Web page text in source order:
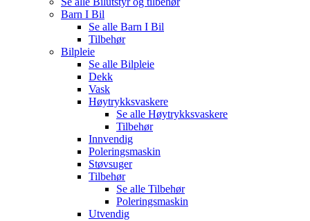
Barn I Bil
Se alle Barn I Bil
Tilbehør
Bilpleie
Se alle Bilpleie
Dekk
Vask
Høytrykksvaskere
Se alle Høytrykksvaskere
Tilbehør
Innvendig
Poleringsmaskin
Støvsuger
Tilbehør
Se alle Tilbehør
Poleringsmaskin
Utvendig